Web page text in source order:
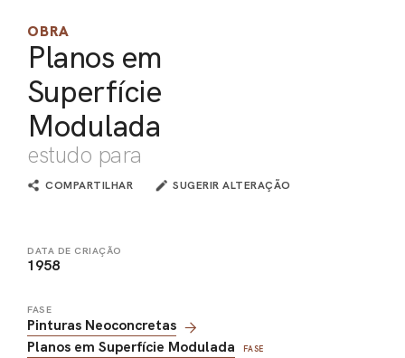
OBRA
Planos em
Superfície
Modulada
estudo para
COMPARTILHAR SUGERIR ALTERAÇÃO
DATA DE CRIAÇÃO
1958
FASE
Pinturas Neoconcretas
Planos em Superfície Modulada
FASE